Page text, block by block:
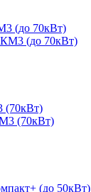
(до 70кВт)
(70кВт)
(до 50кВт)